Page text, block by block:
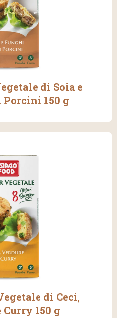
di Soia e
150 g
di Ceci,
Curry 150 g